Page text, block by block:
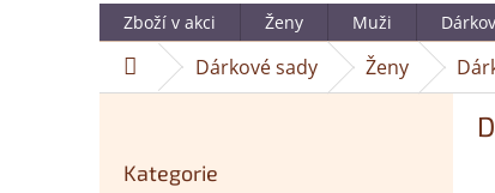
Zboží v akci Ženy Muži
DomůDárkové sady Ženy
kategorie
Kategorie